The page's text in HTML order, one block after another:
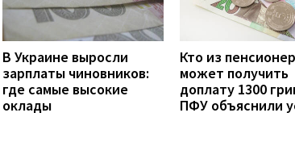
В Украине выросли
зарплаты чиновников:
где самые высокие
оклады
Кто из
может получить
доплату 1300
ПФУ объяснили